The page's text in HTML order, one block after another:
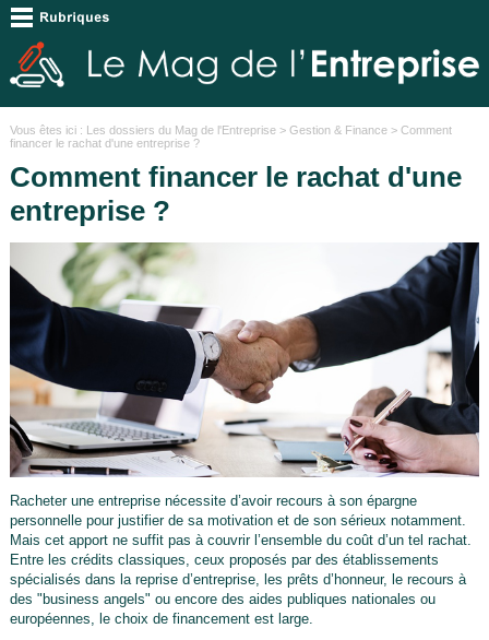
Vous êtes ici : Les dossiers du Mag de l'Entreprise> Gestion & Finance> Comment
financer le rachat d'une entreprise ?
Comment financer le rachat d'une
entreprise ?
Racheter une entreprise nécessite d’avoir recours à son épargne
personnelle pour justifier de sa motivation et de son sérieux notamment.
Mais cet apport ne suffit pas à couvrir l’ensemble du coût d’un tel rachat.
Entre les crédits classiques, ceux proposés par des établissements
spécialisés dans la reprise d’entreprise, les prêts d’honneur, le recours à
des "business angels" ou encore des aides publiques nationales ou
européennes, le choix de financement est large.